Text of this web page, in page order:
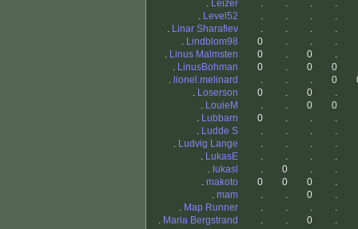
. Leizer . . .
.
. Level52 . . .
.
. Linar Sharafiev . . .
.
. Lindblom98 0 . .
.
. Linus Malmsten 0 . 0
.
. LinusBohman 0 . 0
0
. lionel.melinard . . . 0
. Loserson 0 . 0
.
. LouieM . . 0
0
. Lubbarn 0 . .
.
. Ludde S . . .
.
. Ludvig Lange . . .
.
. LukasE . . .
.
. lukasl . 0 .
.
. makoto 0 0 0
.
. mam . . 0
.
. Map Runner . . .
.
. Maria Bergstrand . . 0
.